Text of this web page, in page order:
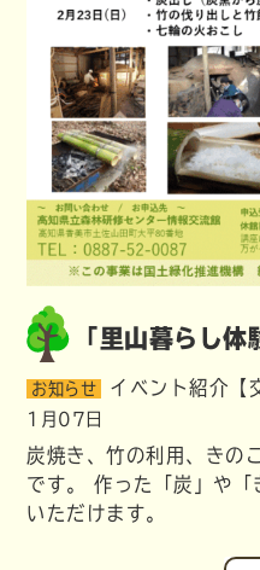
「里山暮らし体
お知らせ イベント紹介【
1月07日
炭焼き、竹の利用、きの
です。 作った「炭」や「
いただけます。